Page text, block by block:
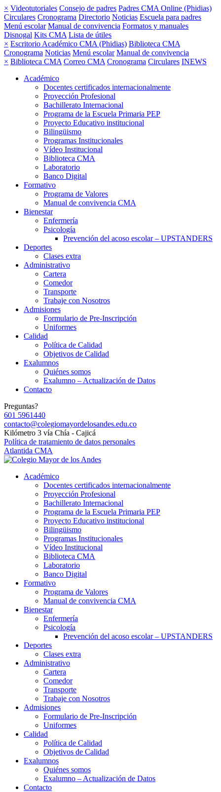
× Videotutoriales Consejo de padres Padres CMA Online (Phidias)
Circulares Cronograma Directorio Noticias Escuela para padres
Menú escolar Manual de convivencia Formatos y manuales
Disnogal Kits CMA Lista de útiles
× Escritorio Académico CMA (Phidias) Biblioteca CMA
Cronograma Noticias Menú escolar Manual de convivencia
× Biblioteca CMA Correo CMA Cronograma Circulares INEWS
Académico
Docentes certificados internacionalmente
Proyección Profesional
Bachillerato Internacional
Programa de la Escuela Primaria PEP
Proyecto Educativo institucional
Bilingüismo
Programas Institucionales
Vídeo Institucional
Biblioteca CMA
Laboratorio
Banco Digital
Formativo
Programa de Valores
Manual de convivencia CMA
Bienestar
Enfermería
Psicología
Prevención del acoso escolar – UPSTANDERS
Deportes
Clases extra
Administrativo
Cartera
Comedor
Transporte
Trabaje con Nosotros
Admisiones
Formulario de Pre-Inscripción
Uniformes
Calidad
Política de Calidad
Objetivos de Calidad
Exalumnos
Quiénes somos
Exalumno – Actualización de Datos
Contacto
Preguntas?
601 5961440
contacto@colegiomayordelosandes.edu.co
Kilómetro 3 vía Chía - Cajicá
Política de tratamiento de datos personales
Atlantida CMA
Académico
Docentes certificados internacionalmente
Proyección Profesional
Bachillerato Internacional
Programa de la Escuela Primaria PEP
Proyecto Educativo institucional
Bilingüismo
Programas Institucionales
Vídeo Institucional
Biblioteca CMA
Laboratorio
Banco Digital
Formativo
Programa de Valores
Manual de convivencia CMA
Bienestar
Enfermería
Psicología
Prevención del acoso escolar – UPSTANDERS
Deportes
Clases extra
Administrativo
Cartera
Comedor
Transporte
Trabaje con Nosotros
Admisiones
Formulario de Pre-Inscripción
Uniformes
Calidad
Política de Calidad
Objetivos de Calidad
Exalumnos
Quiénes somos
Exalumno – Actualización de Datos
Contacto